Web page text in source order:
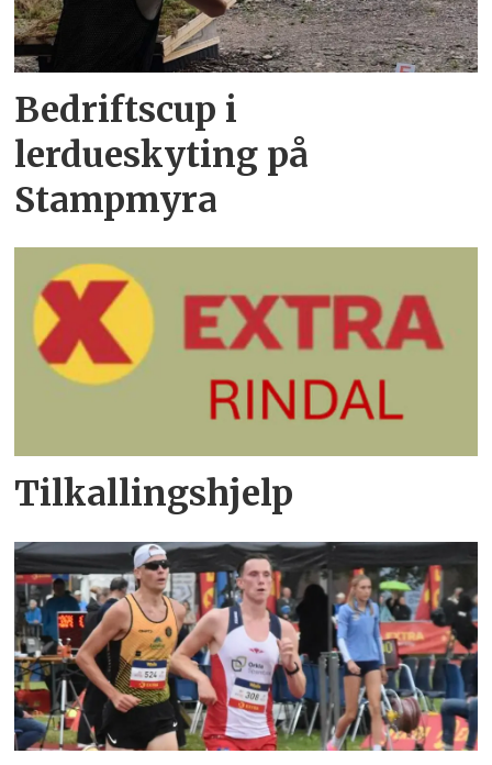
Bedriftscup i
lerdueskyting på
Stampmyra
Tilkallingshjelp